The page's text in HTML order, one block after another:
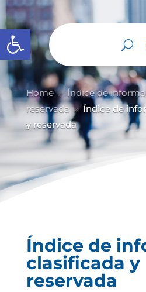
Abrir barra de herramientas
Home 9 Índice de
reservada 9 Índice de
y reservada
Índice de
clasificada y
reservada